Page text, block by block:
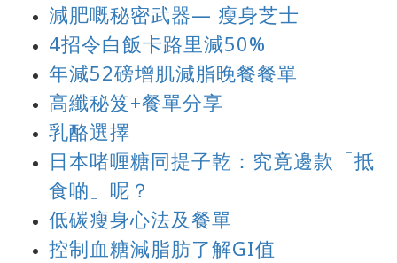
減肥嘅秘密武器— 瘦身芝士
4招令白飯卡路里減50%
年減52磅增肌減脂晚餐餐單
高纖秘笈+餐單分享
乳酪選擇
日本啫喱糖同提子乾：究竟邊款「抵
食啲」呢？
低碳瘦身心法及餐單
控制血糖減脂肪了解GI值